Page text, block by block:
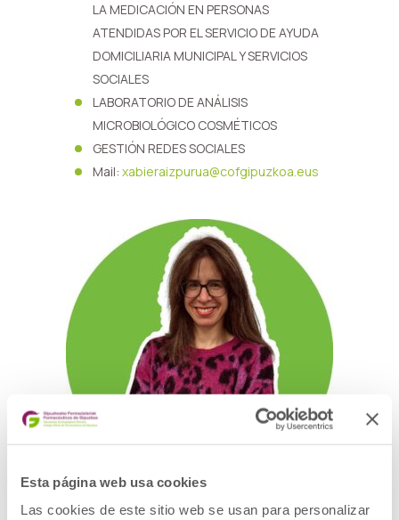
Esta página web usa cookies
Las cookies de este sitio web se usan para personalizar
LA MEDICACIÓN EN PERSONAS
ATENDIDAS POR EL SERVICIO DE AYUDA
DOMICILIARIA MUNICIPAL Y SERVICIOS
SOCIALES
LABORATORIO DE ANÁLISIS
MICROBIOLÓGICO COSMÉTICOS
GESTIÓN REDES SOCIALES
Mail: xabieraizpurua@cofgipuzkoa.eus